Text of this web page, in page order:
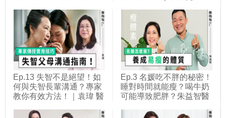
康She Health
Ep.13 失智不是絕望！如
何與失智長輩溝通？專家
教你有效方法！｜袁瑋 醫
Ep.3 名媛吃不胖的秘密！
睡對時間就能瘦？喝牛奶
可能導致肥胖？朱益智醫
她健康She Health